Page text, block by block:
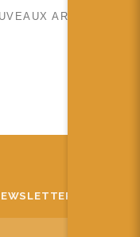
ARTICLES